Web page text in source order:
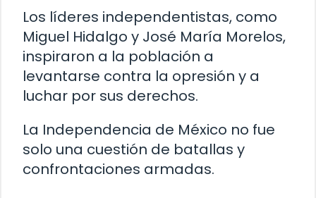
Los líderes independentistas, como
Miguel Hidalgo y José María Morelos,
inspiraron a la población a
levantarse contra la opresión y a
luchar por sus derechos.
La Independencia de México no fue
solo una cuestión de batallas y
confrontaciones armadas.